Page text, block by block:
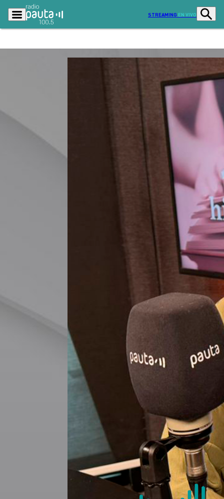
STREAMING EN VIVO
Programas
Actualidad
Economía
Radio en vivo Sostenibilidad
Tendencias
Señal 2